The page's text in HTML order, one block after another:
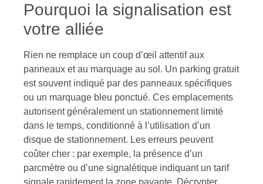
Pourquoi la signalisation est
votre alliée
Rien ne remplace un coup d’œil attentif aux
panneaux et au marquage au sol. Un parking gratuit
est souvent indiqué par des panneaux spécifiques
ou un marquage bleu ponctué. Ces emplacements
autorisent généralement un stationnement limité
dans le temps, conditionné à l’utilisation d’un
disque de stationnement. Les erreurs peuvent
coûter cher : par exemple, la présence d’un
parcmètre ou d’une signalétique indiquant un tarif